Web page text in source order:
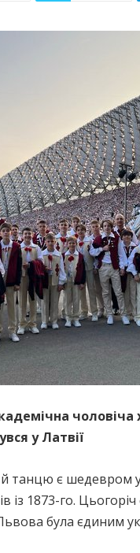
у Латвії
й танцю є шедевром
із 1873-го.
була єдиним